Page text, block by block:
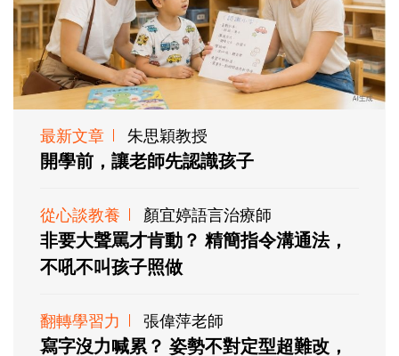
最新文章 朱思穎教授
開學前，讓老師先認識孩子
從心談教養 顏宜婷語言治療師
非要大聲罵才肯動？ 精簡指令溝通法，
不吼不叫孩子照做
翻轉學習力 張偉萍老師
寫字沒力喊累？ 姿勢不對定型超難改，